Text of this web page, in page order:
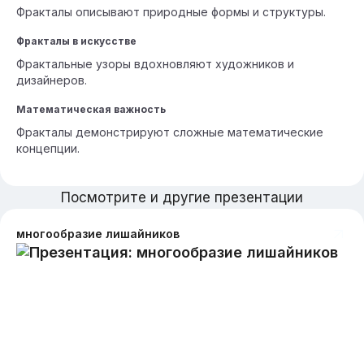
Фракталы описывают природные формы и структуры.
Фракталы в искусстве
Фрактальные узоры вдохновляют художников и
дизайнеров.
Математическая важность
Фракталы демонстрируют сложные математические
концепции.
Посмотрите и другие презентации
многообразие лишайников